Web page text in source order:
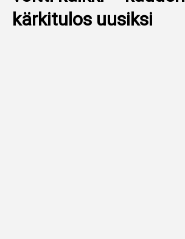
YLEISURHEILU
kärkitulos uusiksi